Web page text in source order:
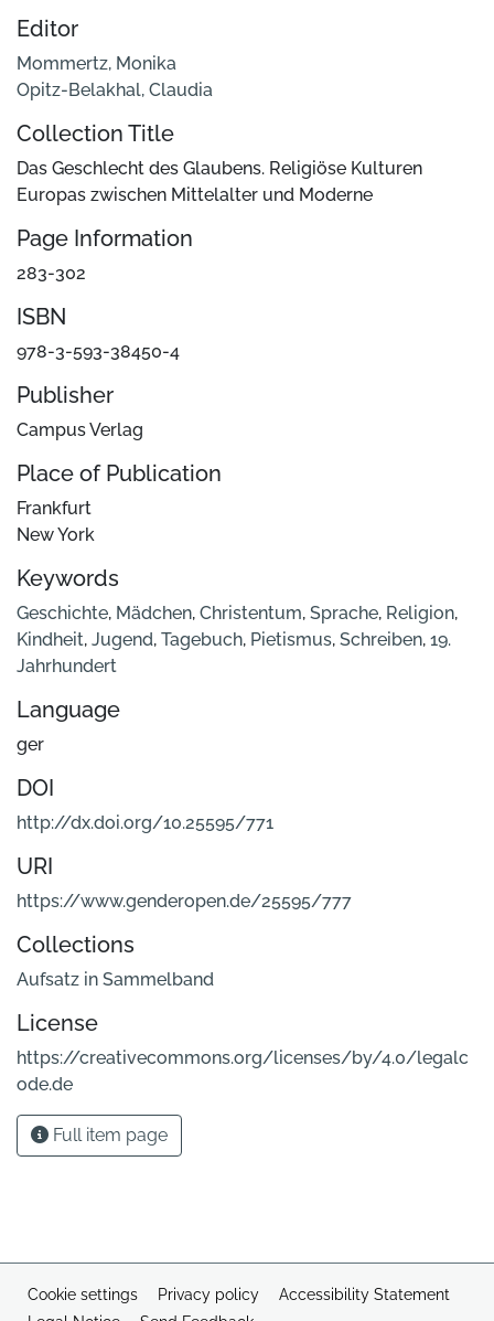
Editor
Mommertz, Monika
Opitz-Belakhal, Claudia
Collection Title
Das Geschlecht des Glaubens. Religiöse Kulturen
Europas zwischen Mittelalter und Moderne
Page Information
283-302
ISBN
978-3-593-38450-4
Publisher
Campus Verlag
Place of Publication
Frankfurt
New York
Keywords
Geschichte, Mädchen, Christentum, Sprache, Religion,
Kindheit, Jugend, Tagebuch, Pietismus, Schreiben, 19.
Jahrhundert
Language
ger
DOI
http://dx.doi.org/10.25595/771
URI
https://www.genderopen.de/25595/777
Collections
Aufsatz in Sammelband
License
https://creativecommons.org/licenses/by/4.0/legalc
ode.de
Full item page
Cookie settings Privacy policy
Accessibility Statement